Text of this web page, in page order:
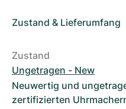
Zustand & Lieferumfang
Zustand
Ungetragen - New
Neuwertig und
zertifizierten